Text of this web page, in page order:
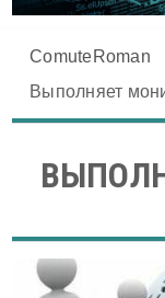
ComuteRoman
Выполняет